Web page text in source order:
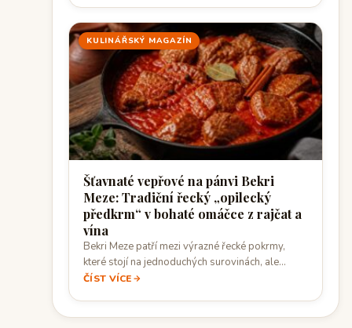
KULINÁŘSKÝ MAGAZÍN
Šťavnaté vepřové na pánvi Bekri
Meze: Tradiční řecký „opilecký
předkrm“ v bohaté omáčce z rajčat a
vína
Bekri Meze patří mezi výrazné řecké pokrmy,
které stojí na jednoduchých surovinách, ale
vyžadují…
ČÍST VÍCE